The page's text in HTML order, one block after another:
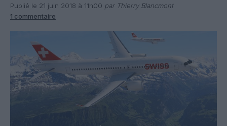
Publié le 21 juin 2018 à 11h00 par Thierry Blancmont
1 commentaire